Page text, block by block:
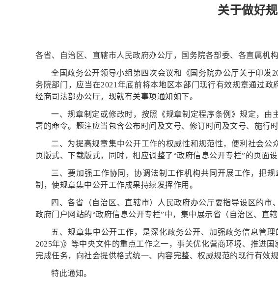
关于做好
各省、自治区、直辖市人民政府办公厅，国务院各部委、各直属机构
全国政务公开领导小组第四次会议和《国务院办公厅关于印发
务院部门，应当在2021年底前将本地区本部门现行有效规章通过
经商司法部办公厅，现就有关事项通知如下。
一、规章制定或修改时，按照《规章制定程序条例》规定，
署的命令。题注应当包含公布时间及文号、修订时间及文号、施行
二、为提高规章集中公开工作的权威性和规范性，便利社会
页版式、下载版式，同时，相应调整了“政府信息公开专栏”的页面设
三、要加强工作协同，协调法制工作机构共同开展工作，把
制，使规章集中公开工作成果持续发挥作用。
四、各省（自治区、直辖市）人民政府办公厅要指导设区的
政府门户网站的“政府信息公开专栏”中，集中展示省（自治区、直
五、规章集中公开工作，是深化政务公开、加强政务信息管
2025年)》等中央文件的重点工作之一，事关优化营商环境、推进
完成任务，向社会提供格式统一、内容完整、权威规范的现行有效规
特此通知。